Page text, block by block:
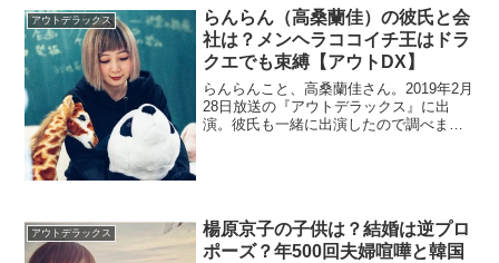
アウトデラックス
らんらん（高桑蘭佳）の彼氏と会
社は？メンヘラココイチ王はドラ
クエでも束縛【アウトDX】
らんらんこと、高桑蘭佳さん。2019年2月
28日放送の『アウトデラックス』に出
演。彼氏も一緒に出演したので調べま
アウトデラックス
楊原京子の子供は？結婚は逆プロ
ポーズ？年500回夫婦喧嘩と韓国